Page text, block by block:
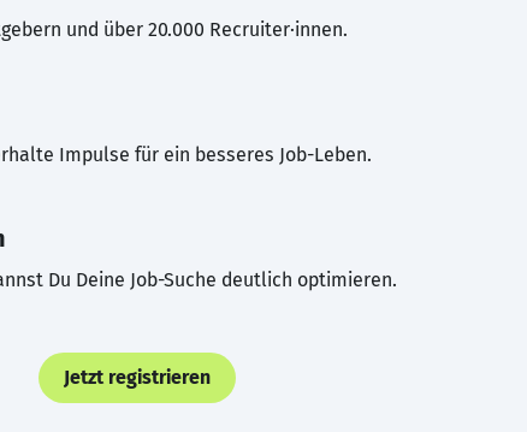
und über 20.000 Recruiter·innen.
Impulse für ein besseres Job-Leben.
Du Deine Job-Suche deutlich optimieren.
Jetzt registrieren